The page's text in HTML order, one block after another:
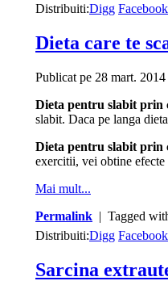
Distribuiti:Digg Facebook
Dieta care te
Publicat pe 28 mart.
Dieta pentru slabit prin
slabit. Daca pe langa
Dieta pentru slabit prin
exercitii, vei obtine
Mai mult...
Permalink | Tagged
Distribuiti:Digg Facebook
Sarcina